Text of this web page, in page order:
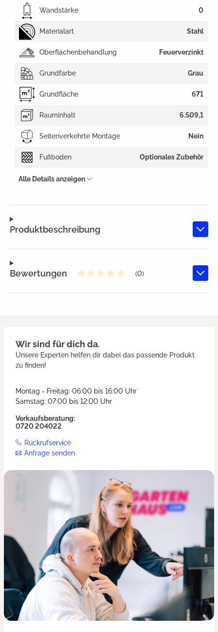
Produktbeschreibung
Bewertungen
(0)
Wandstärke 0
Materialart Stahl
Oberflächenbehandlung Feuerverzinkt
Grundfarbe Grau
Grundfläche 671
Rauminhalt 6.509,1
Seitenverkehrte Montage Nein
Fußboden Optionales Zubehör
Alle Details anzeigen
Wir sind für dich da.
Unsere Experten helfen dir dabei das passende Produkt
zu finden!
Montag - Freitag: 06:00 bis 16:00 Uhr
Samstag: 07:00 bis 12:00 Uhr
Verkaufsberatung:
0720 204022
Rückrufservice
Anfrage senden